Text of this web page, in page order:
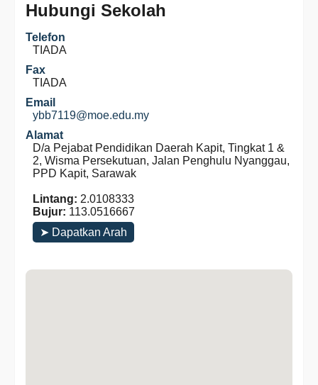
Hubungi Sekolah
Telefon
TIADA
Fax
TIADA
Email
ybb7119@moe.edu.my
Alamat
D/a Pejabat Pendidikan Daerah Kapit, Tingkat 1 &
2, Wisma Persekutuan, Jalan Penghulu Nyanggau,
PPD Kapit, Sarawak
Lintang: 2.0108333
Bujur: 113.0516667
➤ Dapatkan Arah